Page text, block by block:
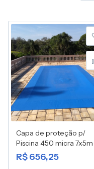
Capa de proteção p/
Piscina 450 micra 7x5m
R$ 656,25